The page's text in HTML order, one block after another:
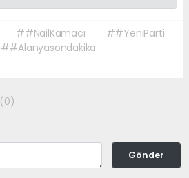
##NailKamacı
##YeniParti
##Alanyasondakika
(0)
Gönder